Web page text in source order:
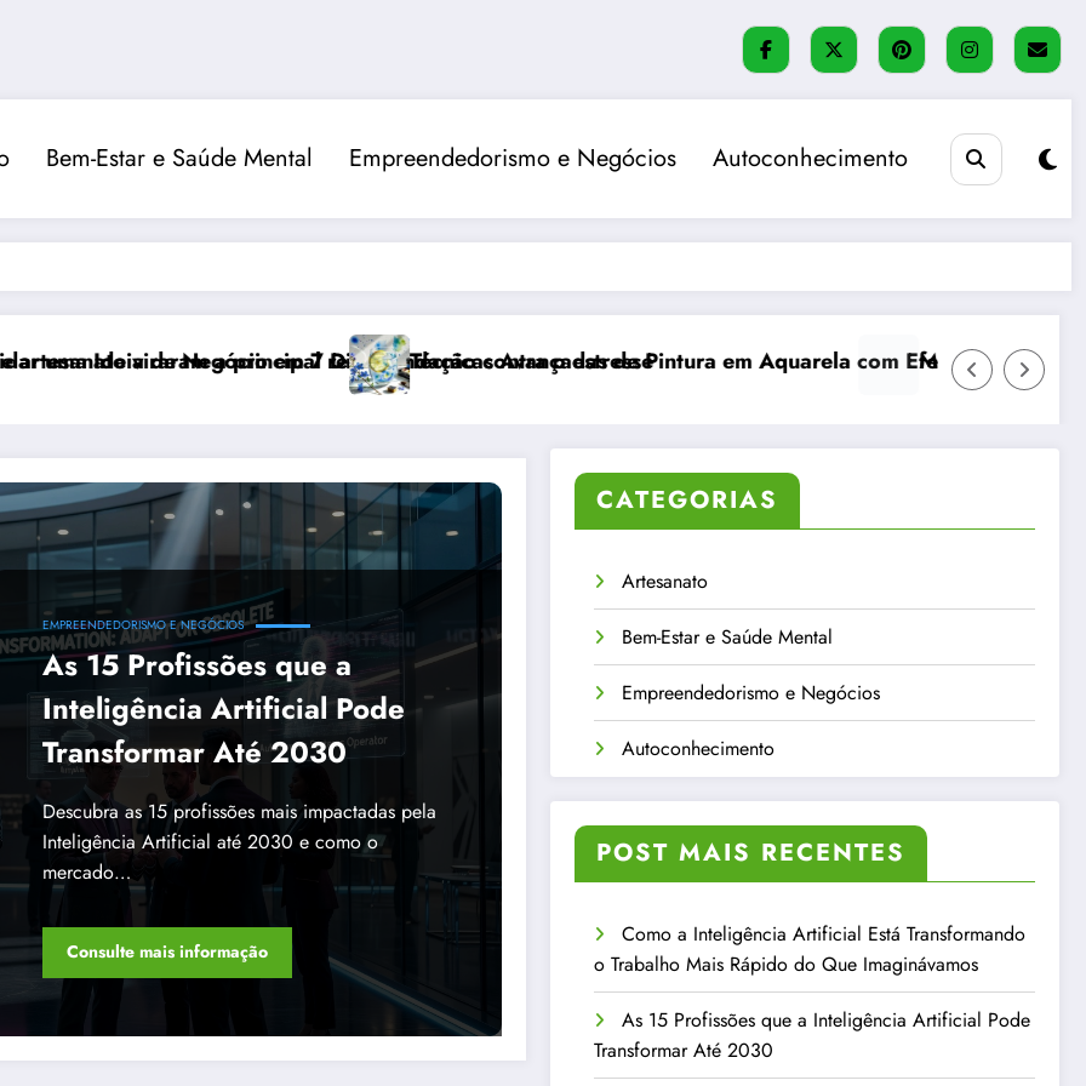
Bem-Estar e Saúde Mental Empreendedorismo e Negócios Autoconhecimento
a principal recomendação contra o estresse
em 7 Dias Técnicas Avançadas de Pintura em Aquarela com Efeitos Realistas
Método Bullet Journal:
EMPREENDEDORISMO E NEGÓCIOS
As 15 Profissões que a
Inteligência Artificial Pode
Transformar Até 2030
Descubra as 15 profissões mais impactadas pela
Inteligência Artificial até 2030 e como o
mercado…
Consulte mais informação
CATEGORIAS
Artesanato
Bem-Estar e Saúde Mental
Empreendedorismo e Negócios
Autoconhecimento
POST MAIS RECENTES
Como a Inteligência Artificial Está Transformando
o Trabalho Mais Rápido do Que Imaginávamos
As 15 Profissões que a Inteligência Artificial Pode
Transformar Até 2030